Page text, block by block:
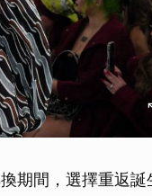
期間，選擇重返誕